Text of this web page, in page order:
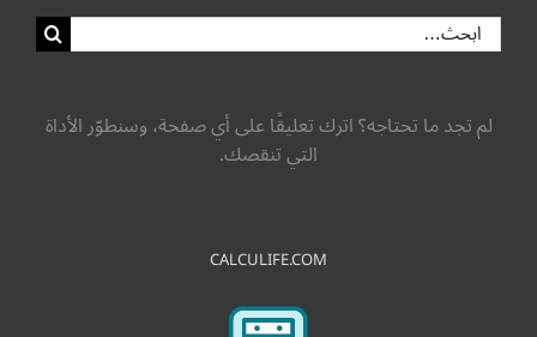
لم تجد ما تحتاجه؟ اترك تعليقًا على أي صفحة، وسنطوّر الأداة
التي تنقصك.
CALCULIFE.COM